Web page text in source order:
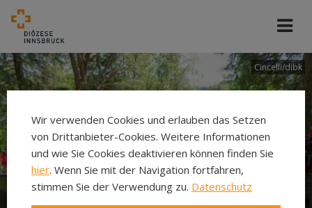
Cincelli/dibk
Wir verwenden Cookies und erlauben das Setzen
von Drittanbieter-Cookies. Weitere Informationen
und wie Sie Cookies deaktivieren können finden Sie
hier. Wenn Sie mit der Navigation fortfahren,
stimmen Sie der Verwendung zu. Datenschutz